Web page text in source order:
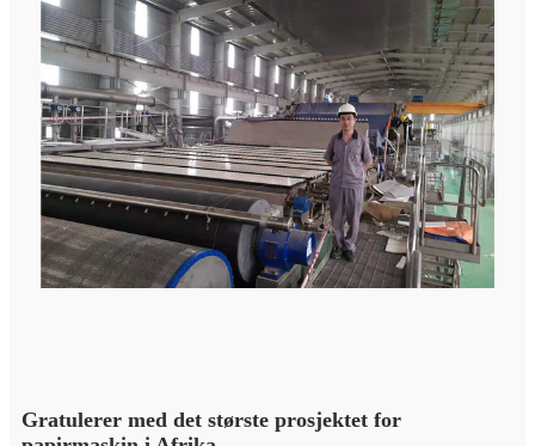
Gratulerer med det største prosjektet for